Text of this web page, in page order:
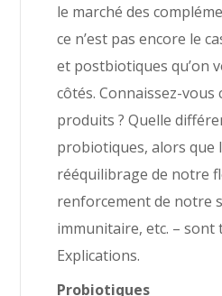
le marché des
ce n’est pas encore le
et postbiotiques qu’on
côtés. Connaissez-vous
produits ? Quelle
probiotiques, alors que
rééquilibrage de notre
renforcement de notre
immunitaire, etc. – sont
Explications.
Probiotiques